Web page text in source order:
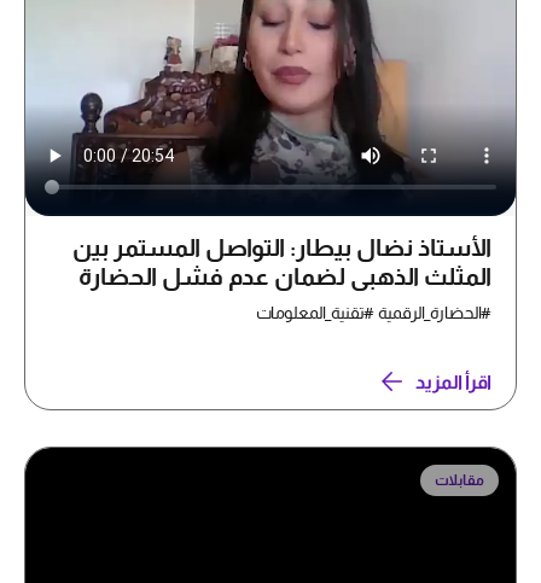
الأستاذ نضال بيطار: التواصل المستمر بين
المثلث الذهبي لضمان عدم فشل الحضارة
الرقمية
#الحضارة_الرقمية #تقنية_المعلومات
اقرأ المزيد
مقابلات